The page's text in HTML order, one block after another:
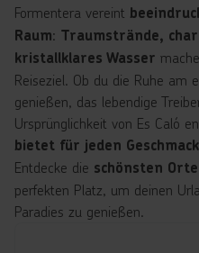
Formentera vereint
Raum: Traumstrände,
kristallklares Wasser
Reiseziel. Ob du die Ruhe am
genießen, das lebendige
Ursprünglichkeit von Es Caló
bietet für jeden
Entdecke die schönsten
perfekten Platz, um deinen
Paradies zu genießen.